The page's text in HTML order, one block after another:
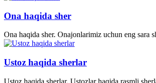
Ona haqida sher
Ona haqida sher. Onajonlarimiz uchun eng sara
Ustoz haqida sherlar
Ustoz haqida sherlar. Ustozlar haqida rasmli